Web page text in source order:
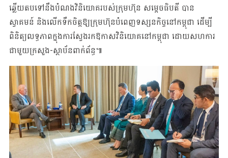
ឆ្លើយតបទៅនឹងបំណងវិនិយោគរបស់ក្រុមហ៊ុន សម្ដេចធិបតី បាន
ស្វាគមន៍ និងលើក​ទឹក​ចិត្ត​ឱ្យ​ក្រុមហ៊ុនបំពេញទស្សនកិច្ចនៅកម្ពុជា ដើម្បី
ពិនិត្យលទ្ធភាពក្នុងការស្វែង​រកឱកាស​វិនិយោគ​នៅ​កម្ពុជា ដោយសហការ
ជាមួយក្រសួង-ស្ថាប័នពាក់ព័ន្ធ​៕​